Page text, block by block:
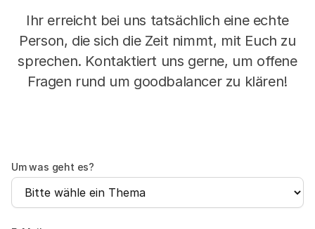
Ihr erreicht bei uns tatsächlich eine echte
Person, die sich die Zeit nimmt, mit Euch zu
sprechen. Kontaktiert uns gerne, um offene
Fragen rund um goodbalancer zu klären!
Um was geht es?